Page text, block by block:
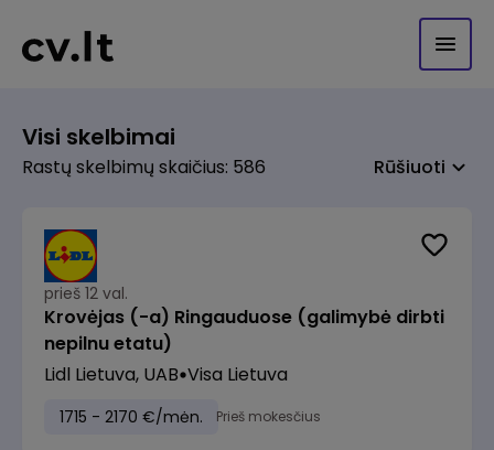
Visi skelbimai
Rastų skelbimų skaičius: 586 Rūšiuoti
prieš 12 val.
Krovėjas (-a) Ringauduose (galimybė dirbti
nepilnu etatu)
Lidl Lietuva, UAB Visa Lietuva
1715 - 2170 €/mėn. Prieš mokesčius